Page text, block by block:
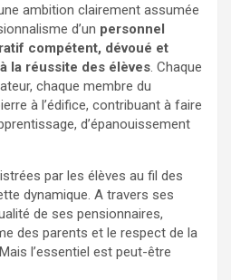
ambition clairement assumée
d’un personnel
compétent, dévoué et
la réussite des élèves . Chaque
chaque membre du
à l’édifice, contribuant à faire
d’épanouissement
par les élèves au fil des
dynamique. A travers ses
de ses pensionnaires,
des parents et le respect de la
l’essentiel est peut-être